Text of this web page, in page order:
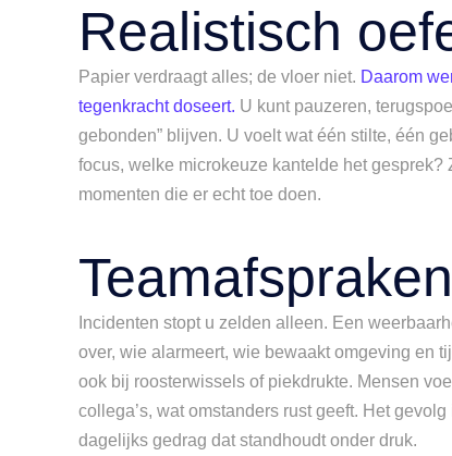
Realistisch
Papier verdraagt alles; de vloer niet. Daarom
tegenkracht doseert. U kunt pauzeren,
gebonden” blijven. U voelt wat één stilte, één
focus, welke microkeuze kantelde het
momenten die er echt toe doen.
Incidenten stopt u zelden alleen. Een
over, wie alarmeert, wie bewaakt omgeving en
ook bij roosterwissels of piekdrukte. Mensen
collega’s, wat omstanders rust geeft. Het
dagelijks gedrag dat standhoudt onder druk.